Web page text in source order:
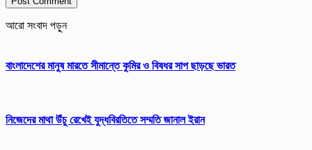
আরো সংবাদ পড়ুন
বাংলাদেশের মানুষ মারতে সীমান্তে কুমির ও বিষধর সাপ ছাড়ছে ভারত
নিজেদের মাথা উঁচু রেখেই যুদ্ধবিরতিতে সম্মতি জানাল ইরান